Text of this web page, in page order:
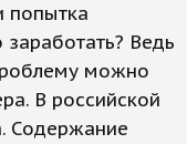
попытка
Ведь
можно
В российской
Содержание